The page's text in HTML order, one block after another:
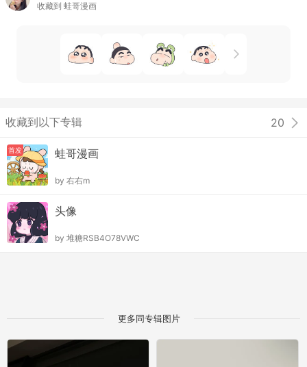
收藏到 蛙哥漫画
收藏到以下专辑 20
首发 蛙哥漫画
by 右右m
头像
by 堆糖RSB4O78VWC
更多同专辑图片